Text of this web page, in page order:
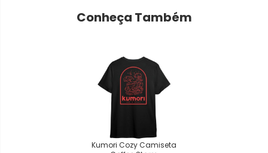
Conheça Também
Kumori Cozy Camiseta